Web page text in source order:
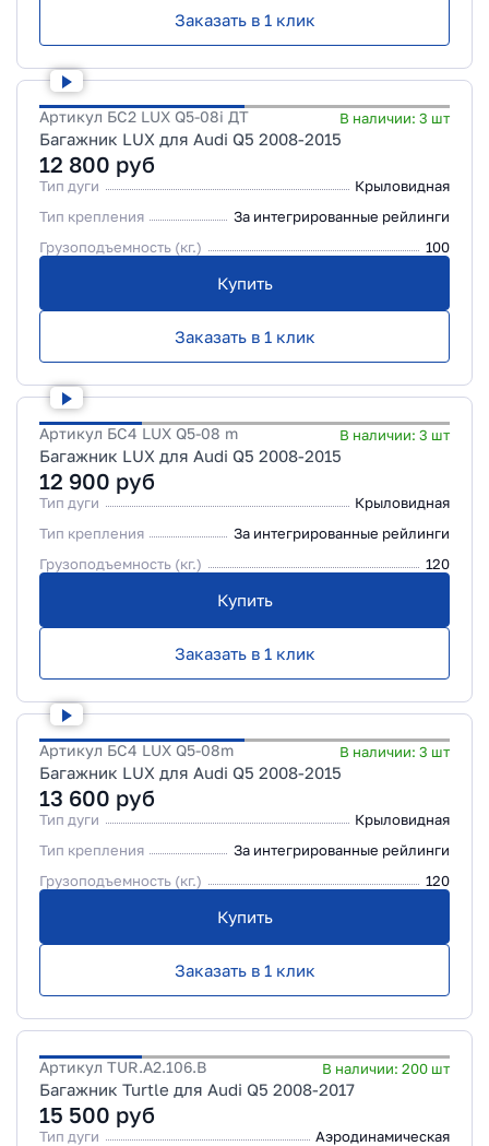
Заказать в 1 клик
Артикул БС2 LUX Q5-08i ДТ В наличии: 3 шт
Багажник LUX для Audi Q5 2008-2015
12 800 руб
Тип дуги
Крыловидная
Тип крепления
За интегрированные рейлинги
Грузоподъемность (кг.)
100
Купить
Заказать в 1 клик
Артикул БС4 LUX Q5-08 m В наличии: 3 шт
Багажник LUX для Audi Q5 2008-2015
12 900 руб
Тип дуги
Крыловидная
Тип крепления
За интегрированные рейлинги
Грузоподъемность (кг.)
120
Купить
Заказать в 1 клик
Артикул БС4 LUX Q5-08m В наличии: 3 шт
Багажник LUX для Audi Q5 2008-2015
13 600 руб
Тип дуги
Крыловидная
Тип крепления
За интегрированные рейлинги
Грузоподъемность (кг.)
120
Купить
Заказать в 1 клик
Артикул TUR.A2.106.B В наличии: 200 шт
Багажник Turtle для Audi Q5 2008-2017
15 500 руб
Тип дуги
Аэродинамическая